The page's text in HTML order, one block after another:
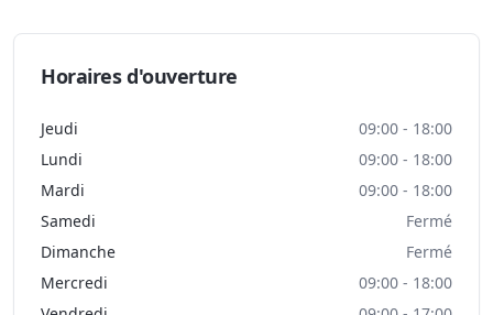
Horaires d'ouverture
Jeudi
09:00 - 18:00
Lundi
09:00 - 18:00
Mardi
09:00 - 18:00
Samedi
Fermé
Dimanche
Fermé
Mercredi
09:00 - 18:00